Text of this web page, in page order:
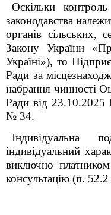
Оскільки
законодавства
органів сільських,
Закону України
Україні»), то
Ради за
набрання чинності
Ради від
№ 34.
Індивідуальна
індивідуальний
виключно
консультацію (п.